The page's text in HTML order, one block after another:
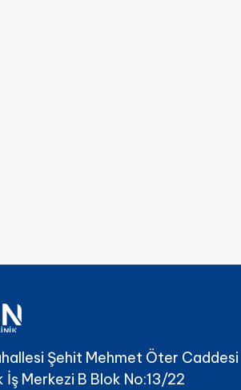
Şehit Mehmet Öter Caddesi
İş Merkezi B Blok No:13/22